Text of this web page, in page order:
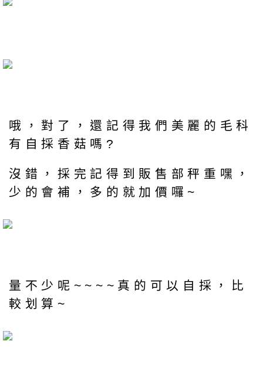
哦，對了，還記得我們美麗的毛科
有自採香菇嗎?
沒錯，採完記得到販售部秤重嘿，
少的會補，多的就加價囉~
量不少呢~~~~真的可以自採，比
較划算~